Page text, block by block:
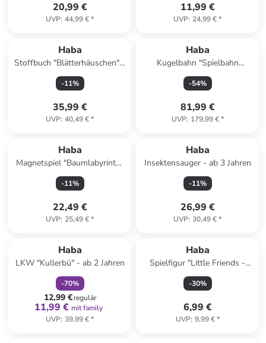
20,99 €
UVP: 44,99 €*
11,99 €
UVP: 24,99 €*
Haba
Stoffbuch "Blätterhäuschen" -
ab 10 Monaten
-11%
35,99 €
UVP: 40,49 €*
Haba
Kugelbahn "Spielbahn
Bahnhof" - ab 2 Jahren
-54%
81,99 €
UVP: 179,99 €*
Haba
Magnetspiel "Baumlabyrinth"
- ab 2 Jahren
-11%
22,49 €
UVP: 25,49 €*
Haba
Insektensauger - ab 3 Jahren
-11%
26,99 €
UVP: 30,49 €*
Haba
LKW "Kullerbü" - ab 2 Jahren
-70%
12,99 €regulär
11,99 € mit family
UVP: 39,99 €*
Haba
Spielfigur "Little Friends -
Tierarzthelferin Rebekka" - ab
3 Jahren
-30%
6,99 €
UVP: 9,99 €*